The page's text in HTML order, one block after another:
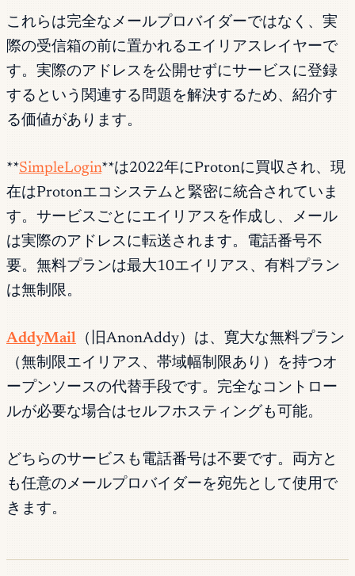
これらは完全なメールプロバイダーではなく、実
際の受信箱の前に置かれるエイリアスレイヤーで
す。実際のアドレスを公開せずにサービスに登録
するという関連する問題を解決するため、紹介す
る価値があります。
**SimpleLogin**は2022年にProtonに買収され、現
在はProtonエコシステムと緊密に統合されていま
す。サービスごとにエイリアスを作成し、メール
は実際のアドレスに転送されます。電話番号不
要。無料プランは最大10エイリアス、有料プラン
は無制限。
AddyMail （旧AnonAddy）は、寛大な無料プラン
（無制限エイリアス、帯域幅制限あり）を持つオ
ープンソースの代替手段です。完全なコントロー
ルが必要な場合はセルフホスティングも可能。
どちらのサービスも電話番号は不要です。両方と
も任意のメールプロバイダーを宛先として使用で
きます。